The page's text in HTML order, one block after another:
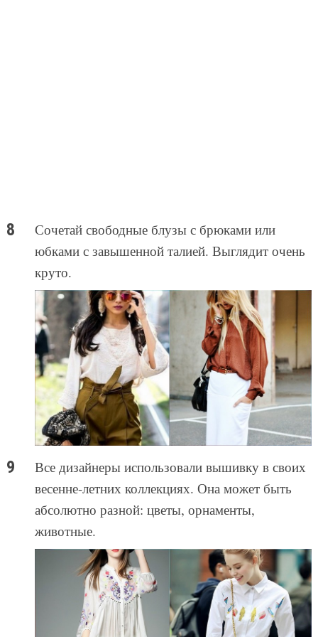
Сочетай свободные блузы с брюками или
юбками с завышенной талией. Выглядит очень
круто.
Все дизайнеры использовали вышивку в своих
весенне-летних коллекциях. Она может быть
абсолютно разной: цветы, орнаменты,
животные.